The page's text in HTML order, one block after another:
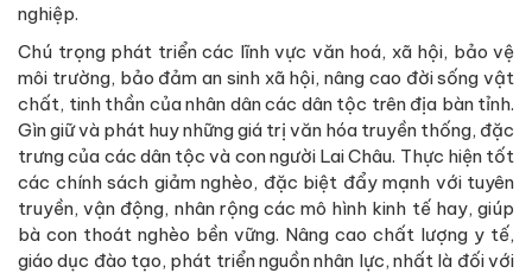
nghiệp.
Chú trọng phát triển các lĩnh vực văn hoá, xã hội, bảo vệ
môi trường, bảo đảm an sinh xã hội, nâng cao đời sống vật
chất, tinh thần của nhân dân các dân tộc trên địa bàn tỉnh.
Gìn giữ và phát huy những giá trị văn hóa truyền thống, đặc
trưng của các dân tộc và con người Lai Châu. Thực hiện tốt
các chính sách giảm nghèo, đặc biệt đẩy mạnh với tuyên
truyền, vận động, nhân rộng các mô hình kinh tế hay, giúp
bà con thoát nghèo bền vững. Nâng cao chất lượng y tế,
giáo dục đào tạo, phát triển nguồn nhân lực, nhất là đối với